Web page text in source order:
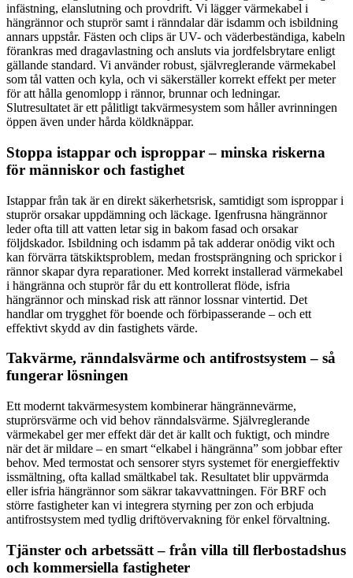
infästning, elanslutning och provdrift. Vi lägger värmekabel i
hängrännor och stuprör samt i ränndalar där isdamm och isbildning
annars uppstår. Fästen och clips är UV- och väderbeständiga, kabeln
förankras med dragavlastning och ansluts via jordfelsbrytare enligt
gällande standard. Vi använder robust, självreglerande värmekabel
som tål vatten och kyla, och vi säkerställer korrekt effekt per meter
för att hålla genomlopp i rännor, brunnar och ledningar.
Slutresultatet är ett pålitligt takvärmesystem som håller avrinningen
öppen även under hårda köldknäppar.
Stoppa istappar och isproppar – minska riskerna
för människor och fastighet
Istappar från tak är en direkt säkerhetsrisk, samtidigt som isproppar i
stuprör orsakar uppdämning och läckage. Igenfrusna hängrännor
leder ofta till att vatten letar sig in bakom fasad och orsakar
följdskador. Isbildning och isdamm på tak adderar onödig vikt och
kan förvärra tätskiktsproblem, medan frostsprängning och sprickor i
rännor skapar dyra reparationer. Med korrekt installerad värmekabel
i hängränna och stuprör får du ett kontrollerat flöde, isfria
hängrännor och minskad risk att rännor lossnar vintertid. Det
handlar om trygghet för boende och förbipasserande – och ett
effektivt skydd av din fastighets värde.
Takvärme, ränndalsvärme och antifrostsystem – så
fungerar lösningen
Ett modernt takvärmesystem kombinerar hängrännevärme,
stuprörsvärme och vid behov ränndalsvärme. Självreglerande
värmekabel ger mer effekt där det är kallt och fuktigt, och mindre
när det är mildare – en smart “elkabel i hängränna” som jobbar efter
behov. Med termostat och sensorer styrs systemet för energieffektiv
issmältning, ofta kallad smältkabel tak. Resultatet blir uppvärmda
eller isfria hängrännor som säkrar takavvattningen. För BRF och
större fastigheter kan vi integrera styrning per zon och erbjuda
antifrostsystem med tydlig driftövervakning för enkel förvaltning.
Tjänster och arbetssätt – från villa till flerbostadshus
och kommersiella fastigheter